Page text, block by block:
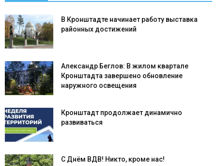
В Кронштадте начинает работу выставка
районных достижений
Александр Беглов: В жилом квартале
Кронштадта завершено обновление
наружного освещения
Кронштадт продолжает динамично
развиваться
С Днём ВДВ! Никто, кроме нас!